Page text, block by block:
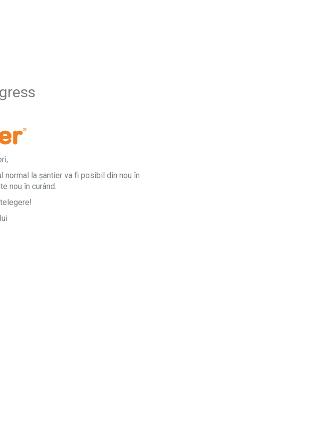
normal la șantier va fi posibil din nou în
nou în curând.